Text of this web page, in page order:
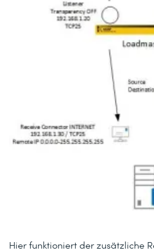
Hier funktioniert der zusätzliche